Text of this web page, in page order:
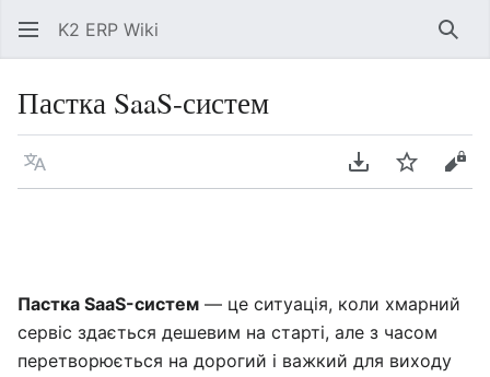
K2 ERP Wiki
Пастка SaaS-систем
Мова Завантажити
Пастка SaaS-систем — це ситуація, коли хмарний
сервіс здається дешевим на старті, але з часом
перетворюється на дорогий і важкий для виходу